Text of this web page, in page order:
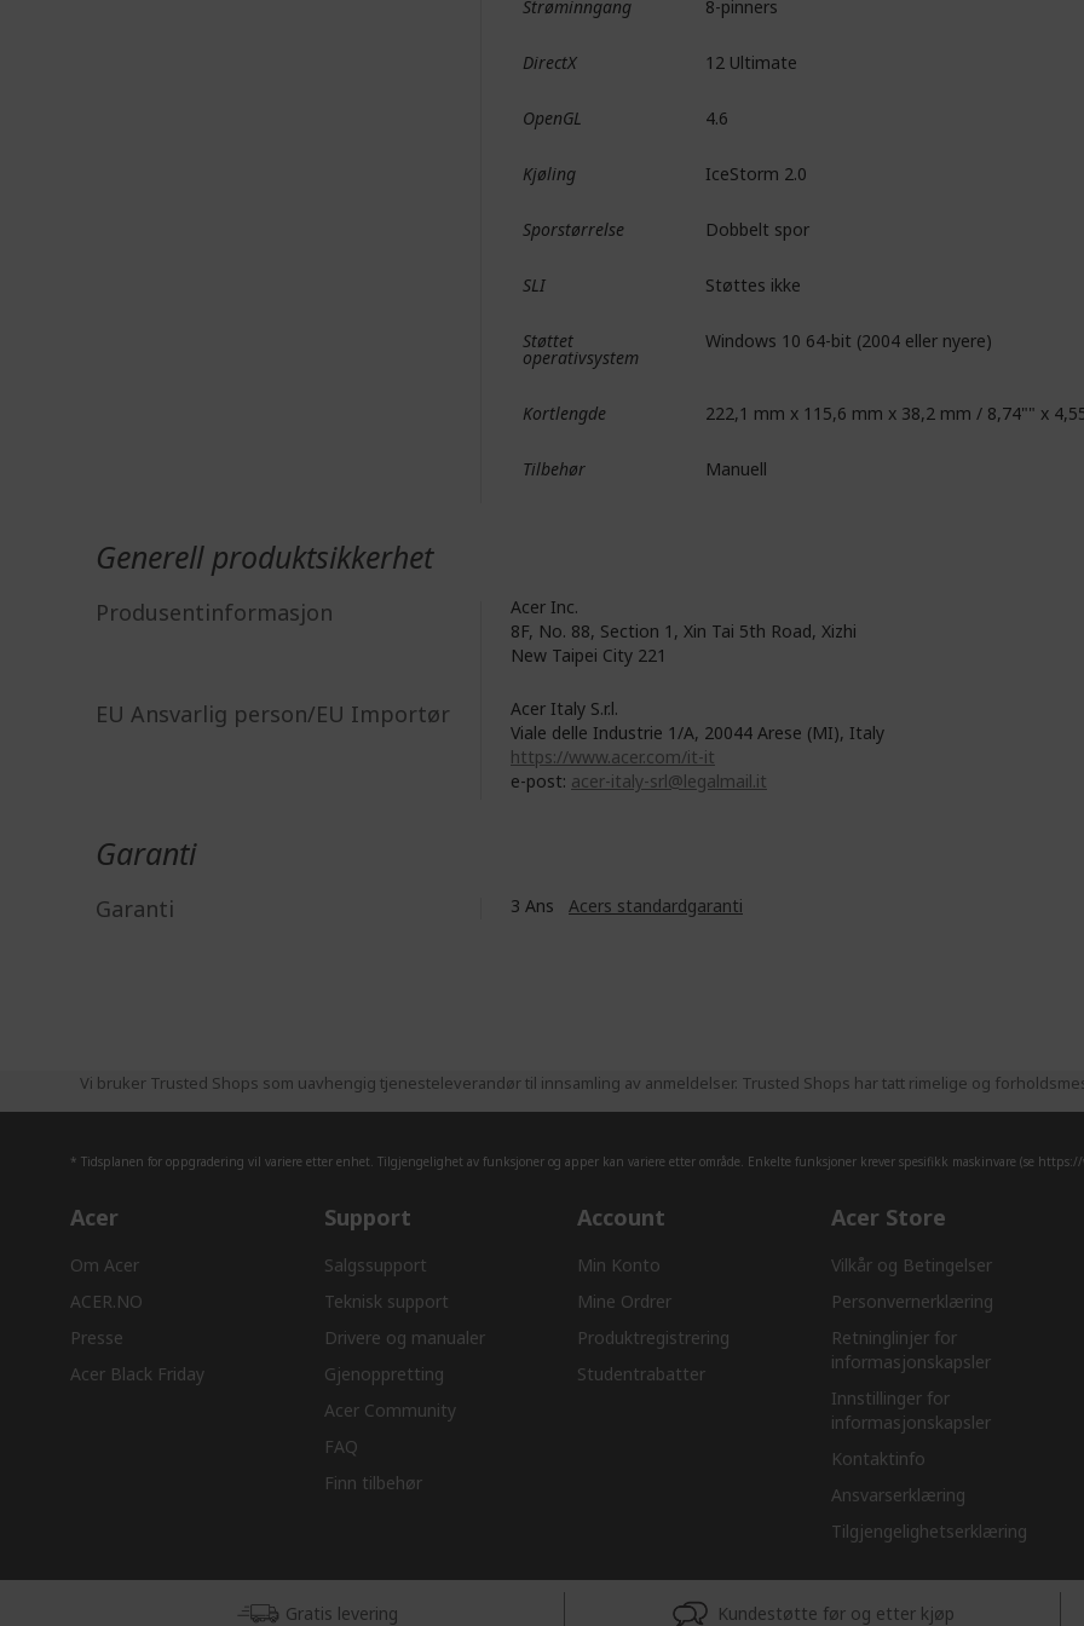
Strøminngang 8-pinners
DirectX 12 Ultimate
OpenGL 4.6
Kjøling IceStorm 2.0
Sporstørrelse Dobbelt spor
SLI Støttes ikke
Støttet
operativsystem
Windows 10 64-bit (2004 eller nyere)
Kortlengde 222,1 mm x 115,6 mm x 38,2 mm / 8,74"" x
Tilbehør Manuell
Generell produktsikkerhet
Produsentinformasjon
Acer Inc.
8F, No. 88, Section 1, Xin Tai 5th Road, Xizhi
New Taipei City 221
EU Ansvarlig person/EU Importør
Acer Italy S.r.l.
Viale delle Industrie 1/A, 20044 Arese (MI), Italy
https://www.acer.com/it-it
e-post: acer-italy-srl@legalmail.it
Garanti
Garanti 3 Ans Acers standardgaranti
Vi bruker Trusted Shops som uavhengig tjenesteleverandør til innsamling av anmeldelser. Trusted Shops har tatt rimelige og
* Tidsplanen for oppgradering vil variere etter enhet. Tilgjengelighet av funksjoner og apper kan variere etter område. Enkelte funksjoner krever spesifikk maskinvare (se https://
Acer
Om Acer
ACER.NO
Presse
Acer Black Friday
Support
Salgssupport
Teknisk support
Drivere og manualer
Gjenoppretting
Acer Community
FAQ
Finn tilbehør
Account
Min Konto
Mine Ordrer
Produktregistrering
Studentrabatter
Acer Store
Vilkår og Betingelser
Personvernerklæring
Retninglinjer for
informasjonskapsler​
Innstillinger for
informasjonskapsler
Kontaktinfo
Ansvarserklæring​
Tilgjengelighetserklæring
Gratis levering Kundestøtte før og etter kjøp